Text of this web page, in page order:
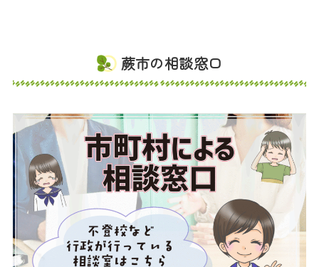
蕨市の相談窓口